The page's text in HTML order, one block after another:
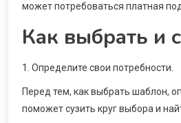
может потребоваться платная
Как выбрать и
1. Определите свои потребности.
Перед тем, как выбрать шаблон,
поможет сузить круг выбора и